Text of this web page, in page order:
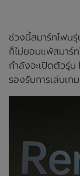
ช่วงนี้สมาร์ทโฟน
ก็ไม่ยอมแพ้สมาร์ท
กำลังจะเปิดตัวรุ่
รองรับการเล่นเก